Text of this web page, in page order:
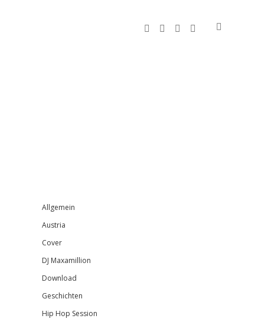
facebookinstagrambandcamp
spotify
Sidebar
Allgemein
Austria
Cover
DJ Maxamillion
Download
Geschichten
Hip Hop Session